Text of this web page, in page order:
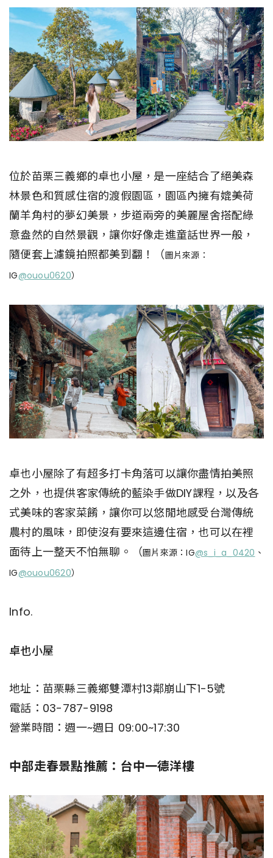
位於苗栗三義鄉的卓也小屋，是一座結合了絕美森
林景色和質感住宿的渡假園區，園區內擁有媲美荷
蘭羊角村的夢幻美景，步道兩旁的美麗屋舍搭配綠
意盎然的自然景觀，讓你好像走進童話世界一般，
隨便套上濾鏡拍照都美到翻！（圖片來源：
IG@ouou0620）
卓也小屋除了有超多打卡角落可以讓你盡情拍美照
之外，也提供客家傳統的藍染手做DIY課程，以及各
式美味的客家菜餚，讓你可以悠閒地感受台灣傳統
農村的風味，即使沒有要來這邊住宿，也可以在裡
面待上一整天不怕無聊。（圖片來源：IG@s_i_a_0420 、
IG@ouou0620）
Info.
卓也小屋
地址：苗栗縣三義鄉雙潭村13鄰崩山下1-5號
電話：03-787-9198
營業時間：週一~週日 09:00~17:30
中部走春景點推薦：台中一德洋樓